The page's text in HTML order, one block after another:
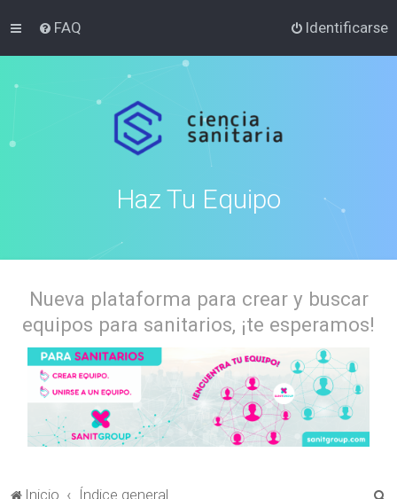
FAQ Identificarse
Haz Tu Equipo
Nueva plataforma para crear y buscar
equipos para sanitarios, ¡te esperamos!
Inicio Índice general